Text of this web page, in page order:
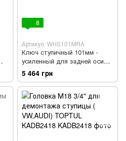
8
Артикул: WHS101MRA
Ключ ступичный 101мм -
усиленный для задней оси
MAN, MERCEDES (ХЗСО)
WHS101MRA
5 464 грн